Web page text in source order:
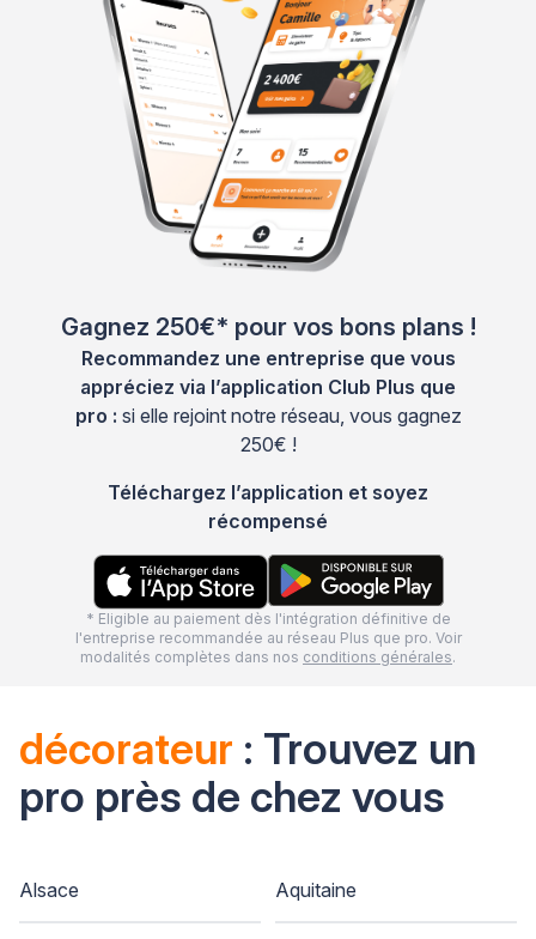
Gagnez 250€* pour vos bons plans !
Recommandez une entreprise que vous
appréciez via l’application Club Plus que
pro : si elle rejoint notre réseau, vous gagnez
250€ !
Téléchargez l’application et soyez
récompensé
* Eligible au paiement dès l'intégration définitive de
l'entreprise recommandée au réseau Plus que pro. Voir
modalités complètes dans nos conditions générales.
décorateur : Trouvez un
pro près de chez vous
Alsace Aquitaine